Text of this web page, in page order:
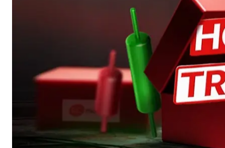
mêle football,
comportement
humain et état
d’esprit du trading au
sein d’une expérience
interactive unique.